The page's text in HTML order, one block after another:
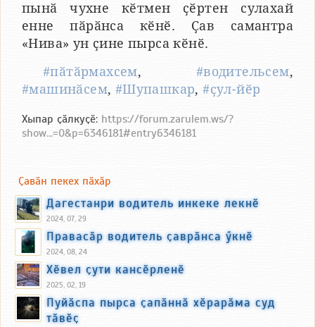
пынӑ чухне кӗтмен ҫӗртен сулахай
енне пӑрӑнса кӗнӗ. Ҫав самантра
«Нива» ун ҫине пырса кӗнӗ.
#пӑтӑрмахсем, #водительсем,
#машинӑсем, #Шупашкар,#ҫул-йӗр
Хыпар ҫӑлкуҫӗ: https://forum.zarulem.ws/?
show...=0&p=6346181#entry6346181
Ҫавӑн пекех пӑхӑр
Дагестанри водитель инкеке лекнӗ
2024, 07, 29
Правасӑр водитель ҫаврӑнса ӳкнӗ
2024, 08, 24
Хӗвел ҫути кансӗрленӗ
2025, 02, 19
Пуйӑспа пырса ҫапӑннӑ хӗрарӑма суд
тӑвӗҫ